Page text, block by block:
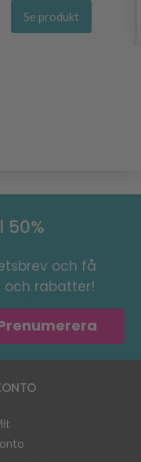
Se produkt
50%
och få
och rabatter!